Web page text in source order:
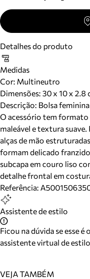
Detalhes do produto
Medidas
Cor: Multineutro
Dimensões: 30 x 10 x 2.8
Descrição: Bolsa
O acessório tem formato
maleável e textura suave.
alças de mão
formam delicado
subcapa em couro liso
detalhe frontal em
Referência:
Assistente de estilo
Ficou na dúvida se esse
assistente virtual de
VEJA TAMBÉM